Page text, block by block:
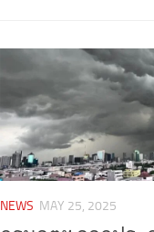
NEWS MAY 25, 2025